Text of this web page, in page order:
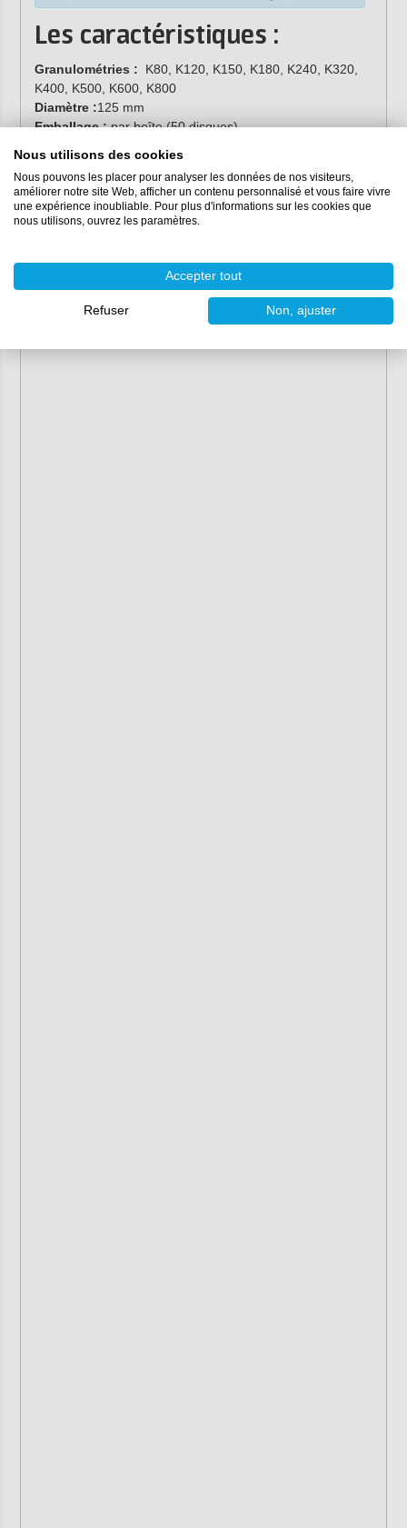
Les caractéristiques :
Granulométries : K80, K120, K150, K180, K240, K320,
K400, K500, K600, K800
Diamètre :125 mm
Emballage :par boîte (50 disques)
Version :velcro (velcro)
Grain :céramique
Collage :résine
Nous utilisons des cookies
Nous pouvons les placer pour analyser les données de nos visiteurs,
améliorer notre site Web, afficher un contenu personnalisé et vous faire vivre
une expérience inoubliable. Pour plus d'informations sur les cookies que
nous utilisons, ouvrez les paramètres.
Accepter tout
Refuser Non, ajuster